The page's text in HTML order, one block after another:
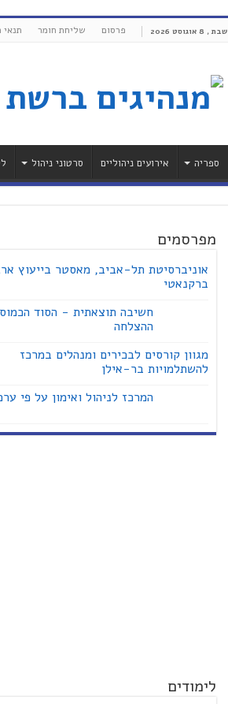
שבת , 8 אוגוסט 2026 פרסום שליחת חומר
ספריה אירועים ניהוליים סרטוני ניהול
מפרסמים
אוניברסיטת תל-אביב, מאסטר בייעוץ
ברקנאטי
חשיבה תוצאתית - הסוד
ההצלחה
מגוון קורסים לבכירים ומנהלים במרכז
להשתלמויות בר-אילן
המרכז לניהול ואימון על פי
לימודים